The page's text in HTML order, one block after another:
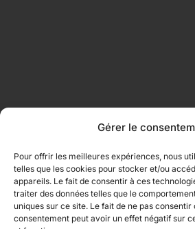
Gérer le
Pour offrir les meilleures expériences, nous
telles que les cookies pour stocker et/ou
appareils. Le fait de consentir à ces
traiter des données telles que le
uniques sur ce site. Le fait de ne pas
consentement peut avoir un effet négatif sur